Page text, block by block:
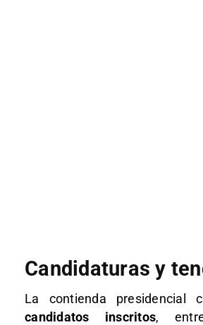
Candidaturas y
La contienda presidencial
candidatos inscritos,